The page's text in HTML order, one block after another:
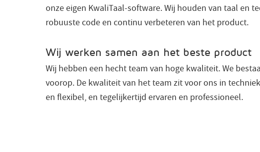
onze eigen KwaliTaal-software. Wij houden van taal en
robuuste code en continu verbeteren van het product.
Wij werken samen aan het beste product
Wij hebben een hecht team van hoge kwaliteit. We
voorop. De kwaliteit van het team zit voor ons in
en flexibel, en tegelijkertijd ervaren en professioneel.